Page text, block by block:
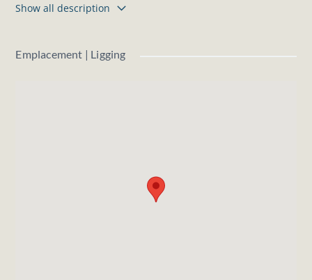
Profondeur: +- 50,62 m à +- 54,27 m
Situé à 1,5 km du centre de « la plus petite ville du monde
» et des commerces et restaurants, au cœur d’une région
Show all description
Emplacement | Ligging